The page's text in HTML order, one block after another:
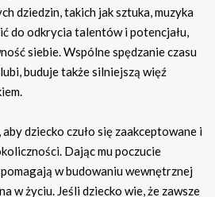
dziedzin, takich jak sztuka, muzyka
do odkrycia talentów i potencjału,
siebie. Wspólne spędzanie czasu
buduje także silniejszą więź
dziecko czuło się zaakceptowane i
Dając mu poczucie
w budowaniu wewnętrznej
w życiu. Jeśli dziecko wie, że zawsze